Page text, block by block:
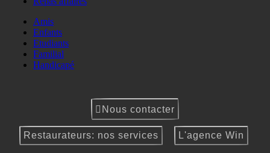
Amis
Enfants
Etudiants
Familial
Handicapé
Nous contacter
Restaurateurs: nos services L'agence Win